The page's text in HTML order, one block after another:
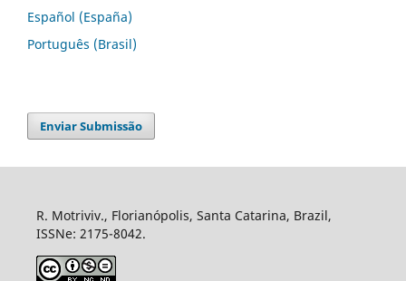
Español (España)
Português (Brasil)
Enviar Submissão
R. Motriviv., Florianópolis, Santa Catarina, Brazil,
ISSNe: 2175-8042.